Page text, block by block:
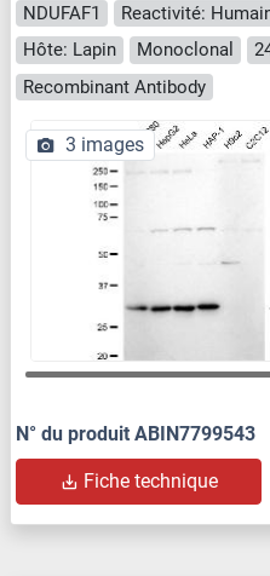
NDUFAF1 Reactivité:
Hôte: Lapin
Monoclonal
Recombinant Antibody
3 images
N° du produit ABIN7799543
Fiche technique